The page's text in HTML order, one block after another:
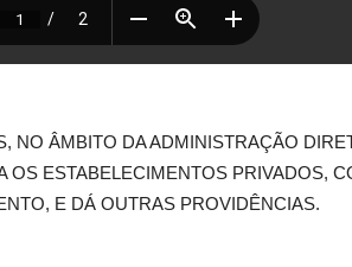
ÂMBITO DA ADMINISTRAÇÃO
ESTABELECIMENTOS PRIVADOS,
E DÁ OUTRAS PROVIDÊNCIAS.